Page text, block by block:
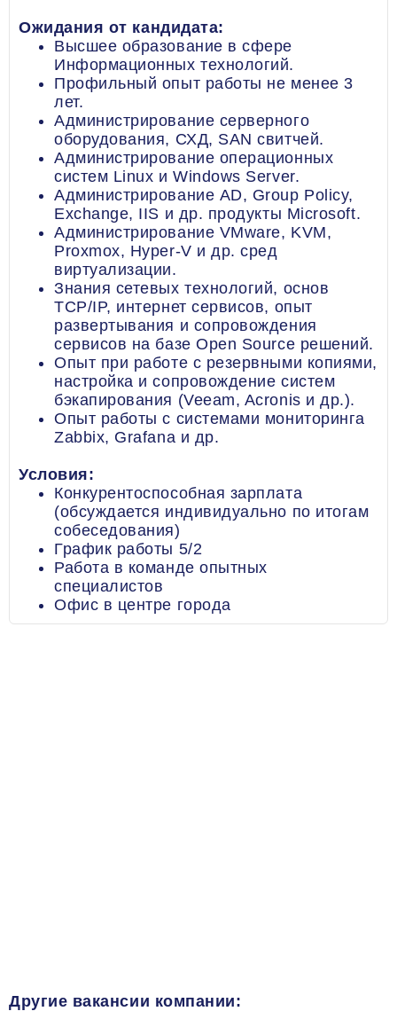
Ожидания от кандидата:
Высшее образование в сфере
Информационных технологий.
Профильный опыт работы не менее 3
лет.
Администрирование серверного
оборудования, СХД, SAN свитчей.
Администрирование операционных
систем Linux и Windows Server.
Администрирование AD, Group Policy,
Exchange, IIS и др. продукты Microsoft.
Администрирование VMware, KVM,
Proxmox, Hyper-V и др. сред
виртуализации.
Знания сетевых технологий, основ
TCP/IP, интернет сервисов, опыт
развертывания и сопровождения
сервисов на базе Open Source решений.
Опыт при работе с резервными копиями,
настройка и сопровождение систем
бэкапирования (Veeam, Acronis и др.).
Опыт работы с системами мониторинга
Zabbix, Grafana и др.
Условия:
Конкурентоспособная зарплата
(обсуждается индивидуально по итогам
собеседования)
График работы 5/2
Работа в команде опытных
специалистов
Офис в центре города
Другие вакансии компании: